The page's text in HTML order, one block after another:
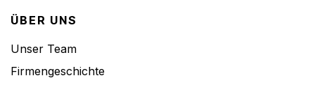
ÜBER UNS
Unser Team
Firmengeschichte